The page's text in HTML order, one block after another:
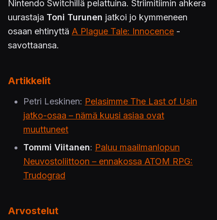
Nintendo Switchillä pelattuina. Striimitiimin ahkera
uurastaja Toni Turunen jatkoi jo kymmeneen
osaan ehtinyttä A Plague Tale: Innocence -
savottaansa.
Artikkelit
Petri Leskinen: Pelasimme The Last of Usin
jatko-osaa – nämä kuusi asiaa ovat
muuttuneet
Tommi Viitanen: Paluu maailmanlopun
Neuvostoliittoon – ennakossa ATOM RPG:
Trudograd
Arvostelut